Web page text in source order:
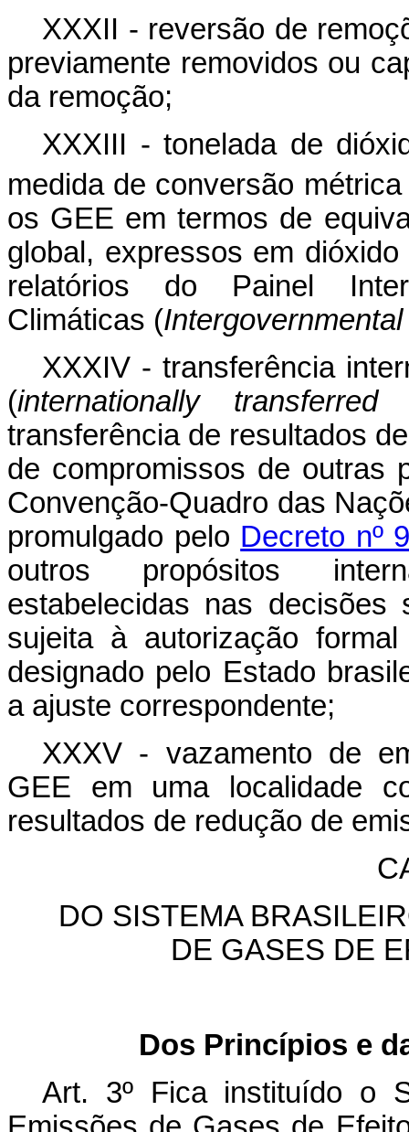
XXXII - reversão de
previamente removidos ou
da remoção;
XXXIII - tonelada de
medida de conversão
os GEE em termos de
global, expressos em
relatórios do Painel
Climáticas (
XXXIV - transferência
(internationally transferred
transferência de resultados
de compromissos de outras
Convenção-Quadro das
promulgado pelo Decreto nº
outros propósitos
estabelecidas nas
sujeita à autorização
designado pelo Estado
a ajuste correspondente;
XXXV - vazamento de
GEE em uma localidade
resultados de redução de
DO SISTEMA
DE GASES DE
Dos Princípios e
Art. 3º Fica instituído o